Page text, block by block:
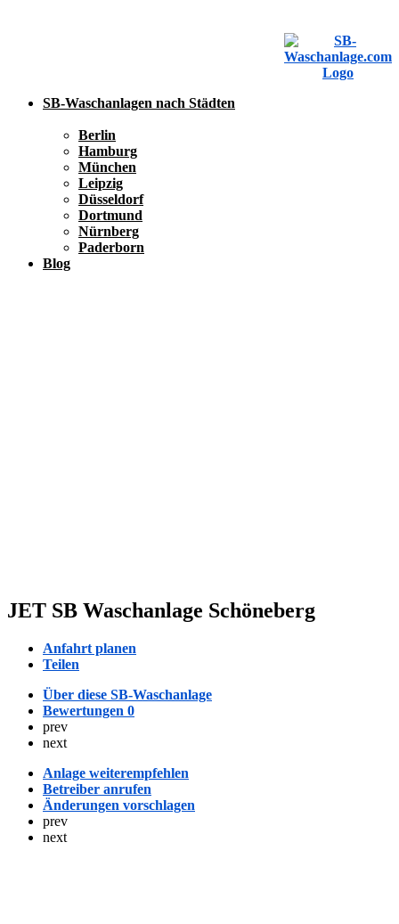
SB-Waschanlagen nach Städten
Berlin
Hamburg
München
Leipzig
Düsseldorf
Dortmund
Nürnberg
Paderborn
Blog
JET SB Waschanlage Schöneberg
Anfahrt planen
Teilen
Über diese SB-Waschanlage
Bewertungen 0
prev
next
Anlage weiterempfehlen
Betreiber anrufen
Änderungen vorschlagen
prev
next